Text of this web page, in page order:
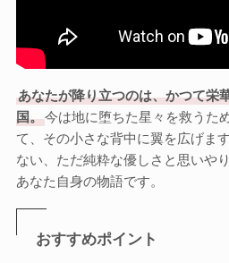
あなたが降り立つのは、かつて栄
国。今は地に堕ちた星々を救うた
て、その小さな背中に翼を広げま
ない、ただ純粋な優しさと思いや
あなた自身の物語です。
おすすめポイント